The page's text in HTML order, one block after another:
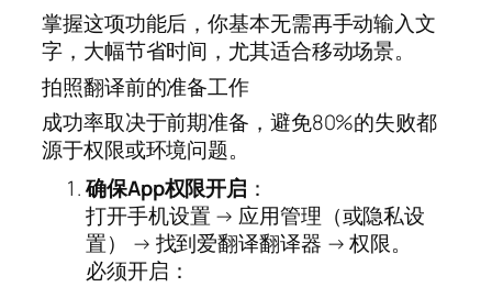
掌握这项功能后，你基本无需再手动输入文
字，大幅节省时间，尤其适合移动场景。
拍照翻译前的准备工作
成功率取决于前期准备，避免80%的失败都
源于权限或环境问题。
确保App权限开启 ：
打开手机设置 → 应用管理（或隐私设
置） → 找到爱翻译翻译器 → 权限。
必须开启：